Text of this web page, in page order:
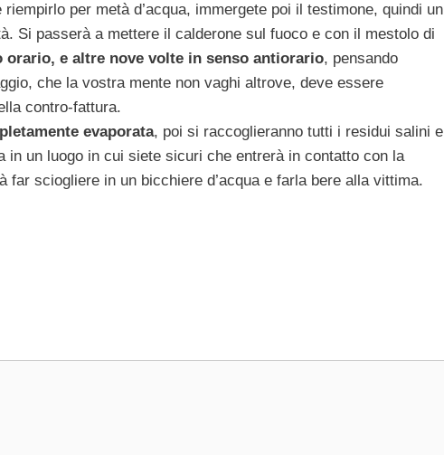
per metà d’acqua, immergete poi il testimone, quindi un
Si passerà a mettere il calderone sul fuoco e con il mestolo di
orario, e altre nove volte in senso antiorario, pensando
che la vostra mente non vaghi altrove, deve essere
contro-fattura.
evaporata, poi si raccoglieranno tutti i residui salini e
un luogo in cui siete sicuri che entrerà in contatto con la
sciogliere in un bicchiere d’acqua e farla bere alla vittima.